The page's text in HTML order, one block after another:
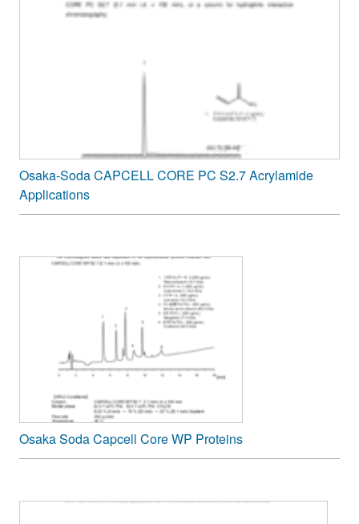
Osaka-Soda CAPCELL CORE PC S2.7 Acrylamide
Applications
Osaka Soda Capcell Core WP Proteins